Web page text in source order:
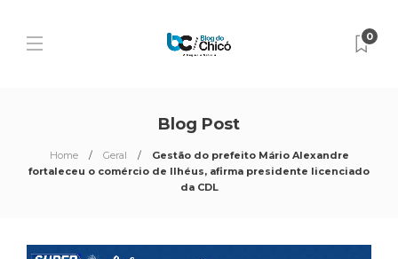
0
Blog Post
Home Geral
Gestão do prefeito Mário Alexandre
fortaleceu o comércio de Ilhéus, afirma presidente licenciado
da CDL